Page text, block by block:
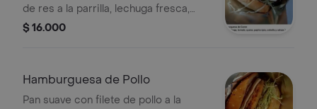
de res a la parrilla, lechuga fresca,
tomate, cebolla, papa ripio y nuestras
$ 16.000
Hamburguesa de Pollo
Pan suave con filete de pollo a la